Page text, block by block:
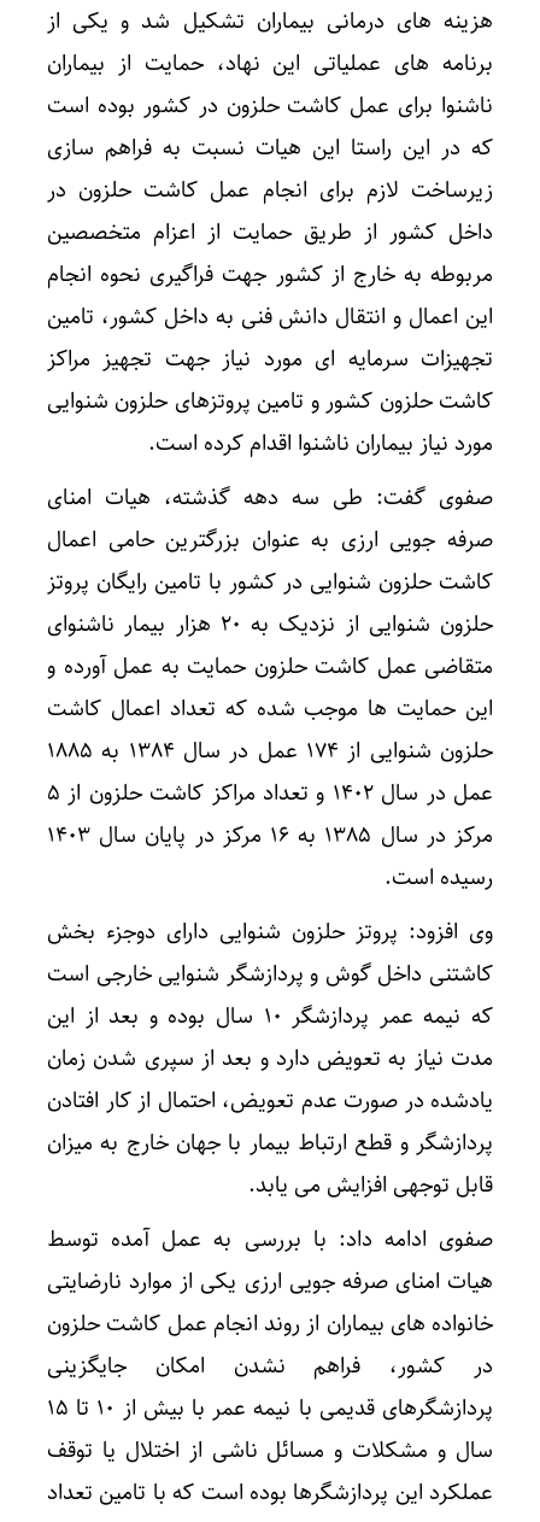
هزینه های درمانی بیماران تشکیل شد و یکی از
برنامه های عملیاتی این نهاد، حمایت از بیماران
ناشنوا برای عمل کاشت حلزون در کشور بوده است
که در این راستا این هیات نسبت به فراهم سازی
زیرساخت لازم برای انجام عمل کاشت حلزون در
داخل کشور از طریق حمایت از اعزام متخصصین
مربوطه به خارج از کشور جهت فراگیری نحوه انجام
این اعمال و انتقال دانش فنی به داخل کشور، تامین
تجهیزات سرمایه ای مورد نیاز جهت تجهیز مراکز
کاشت حلزون کشور و تامین پروتزهای حلزون شنوایی
مورد نیاز بیماران ناشنوا اقدام کرده است.
صفوی گفت: طی سه دهه گذشته، هیات امنای
صرفه جویی ارزی به عنوان بزرگترین حامی اعمال
کاشت حلزون شنوایی در کشور با تامین رایگان پروتز
حلزون شنوایی از نزدیک به ۲۰ هزار بیمار ناشنوای
متقاضی عمل کاشت حلزون حمایت به عمل آورده و
این حمایت ها موجب شده که تعداد اعمال کاشت
حلزون شنوایی از ۱۷۴ عمل در سال ۱۳۸۴ به ۱۸۸۵
عمل در سال ۱۴۰۲ و تعداد مراکز کاشت حلزون از ۵
مرکز در سال ۱۳۸۵ به ۱۶ مرکز در پایان سال ۱۴۰۳
رسیده است.
وی افزود: پروتز حلزون شنوایی دارای دوجزء بخش
کاشتنی داخل گوش و پردازشگر شنوایی خارجی است
که نیمه عمر پردازشگر ۱۰ سال بوده و بعد از این
مدت نیاز به تعویض دارد و بعد از سپری شدن زمان
یادشده در صورت عدم تعویض، احتمال از کار افتادن
پردازشگر و قطع ارتباط بیمار با جهان خارج به میزان
قابل توجهی افزایش می یابد.
صفوی ادامه داد: با بررسی به عمل آمده توسط
هیات امنای صرفه جویی ارزی یکی از موارد نارضایتی
خانواده های بیماران از روند انجام عمل کاشت حلزون
در کشور، فراهم نشدن امکان جایگزینی
پردازشگرهای قدیمی با نیمه عمر با بیش از ۱۰ تا ۱۵
سال و مشکلات و مسائل ناشی از اختلال یا توقف
عملکرد این پردازشگرها بوده است که با تامین تعداد